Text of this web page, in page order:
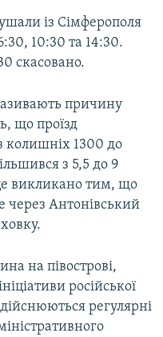
із Сімферополя
10:30 та 14:30.
скасовано.
причину
що проїзд
колишніх 1300 до
з 5,5 до 9
викликано тим, що
через Антонівський
на півострові,
російської
регулярні